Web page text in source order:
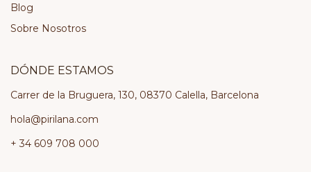
Blog
Sobre Nosotros
DÓNDE ESTAMOS
Carrer de la Bruguera, 130, 08370 Calella, Barcelona
hola@pirilana.com
+ 34 609 708 000